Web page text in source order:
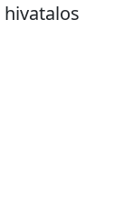
hivatalos